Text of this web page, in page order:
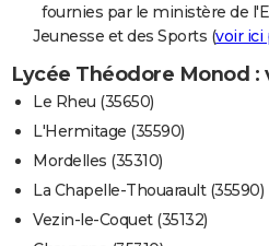
fournies par le ministère de
Jeunesse et des Sports (voir ici
Lycée Théodore Monod :
Le Rheu (35650)
L'Hermitage (35590)
Mordelles (35310)
La Chapelle-Thouarault (35590)
Vezin-le-Coquet (35132)